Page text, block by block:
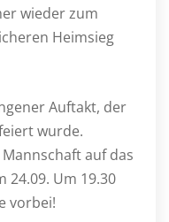
wieder zum
Heimsieg
Auftakt, der
wurde.
auf das
24.09. Um 19.30
vorbei!